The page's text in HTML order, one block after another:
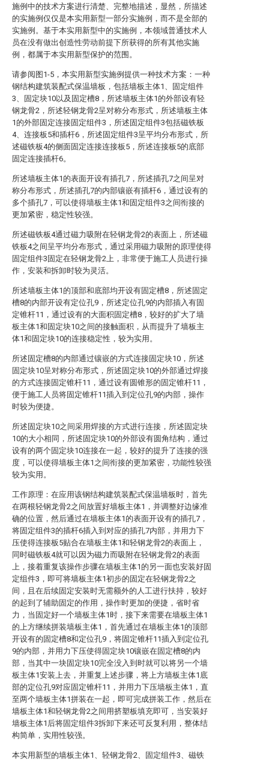
施例中的技术方案进行清楚、完整地描述，显然，所描述
的实施例仅仅是本实用新型一部分实施例，而不是全部的
实施例。基于本实用新型中的实施例，本领域普通技术人
员在没有做出创造性劳动前提下所获得的所有其他实施
例，都属于本实用新型保护的范围。
请参阅图1-5，本实用新型实施例提供一种技术方案：一种
钢结构建筑装配式保温墙板，包括墙板主体1、固定组件
3、固定块10以及固定槽8，所述墙板主体1的外部设有轻
钢龙骨2，所述轻钢龙骨2呈对称分布形式，所述墙板主体
1的外部固定连接固定组件3，所述固定组件3包括磁铁板
4、连接板5和插杆6，所述固定组件3呈平均分布形式，所
述磁铁板4的侧面固定连接连接板5，所述连接板5的底部
固定连接插杆6。
所述墙板主体1的表面开设有插孔7，所述插孔7之间呈对
称分布形式，所述插孔7的内部镶嵌有插杆6，通过设有的
多个插孔7，可以使得墙板主体1和固定组件3之间衔接的
更加紧密，稳定性较强。
所述磁铁板4通过磁力吸附在轻钢龙骨2的表面上，所述磁
铁板4之间呈平均分布形式，通过采用磁力吸附的原理使得
固定组件3固定在轻钢龙骨2上，非常便于施工人员进行操
作，安装和拆卸时较为灵活。
所述墙板主体1的顶部和底部均开设有固定槽8，所述固定
槽8的内部开设有定位孔9，所述定位孔9的内部插入有固
定锥杆11，通过设有的大面积固定槽8，较好的扩大了墙
板主体1和固定块10之间的接触面积，从而提升了墙板主
体1和固定块10的连接稳定性，较为实用。
所述固定槽8的内部通过镶嵌的方式连接固定块10，所述
固定块10呈对称分布形式，所述固定块10的外部通过焊接
的方式连接固定锥杆11，通过设有圆锥形的固定锥杆11，
便于施工人员将固定锥杆11插入到定位孔9的内部，操作
时较为便捷。
所述固定块10之间采用焊接的方式进行连接，所述固定块
10的大小相同，所述固定块10的外部设有圆角结构，通过
设有的两个固定块10连接在一起，较好的提升了连接的强
度，可以使得墙板主体1之间衔接的更加紧密，功能性较强
较为实用。
工作原理：在应用该钢结构建筑装配式保温墙板时，首先
在两根轻钢龙骨2之间放置好墙板主体1，并调整好边缘准
确的位置，然后通过在墙板主体1的表面开设有的插孔7，
将固定组件3的插杆6插入到对应的插孔7内部，并用力下
压使得连接板5贴合在墙板主体1和轻钢龙骨2的表面上，
同时磁铁板4就可以因为磁力而吸附在轻钢龙骨2的表面
上，接着重复该操作步骤在墙板主体1的另一面也安装好固
定组件3，即可将墙板主体1初步的固定在轻钢龙骨2之
间，且在后续固定安装时无需额外的人工进行扶持，较好
的起到了辅助固定的作用，操作时更加的便捷，省时省
力，当固定好一个墙板主体1时，接下来需要在墙板主体1
的上方继续拼装墙板主体1，首先通过在墙板主体1的顶部
开设有的固定槽8和定位孔9，将固定锥杆11插入到定位孔
9的内部，并用力下压使得固定块10镶嵌在固定槽8的内
部，当其中一块固定块10完全没入到时就可以将另一个墙
板主体1安装上去，并重复上述步骤，将上方墙板主体1底
部的定位孔9对应固定锥杆11，并用力下压墙板主体1，直
至两个墙板主体1拼装在一起，即可完成拼装工作，然后在
墙板主体1和轻钢龙骨2之间用挤塑板填充即可，当安装好
墙板主体1后将固定组件3拆卸下来还可反复利用，整体结
构简单，实用性较强。
本实用新型的墙板主体1、轻钢龙骨2、固定组件3、磁铁